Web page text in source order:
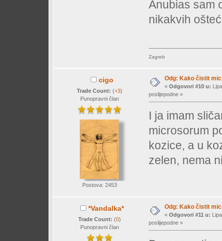
Anubias sam
nikakvih
Zagreb
cigo
Trade Count: (+3)
Punopravni član
Postova: 2453
Odg: Kako čistit
« Odgovori #10 u:
poslijepodne »
I ja imam
microsorum
kozice, a u
zelen, nema
*Vandalka*
Trade Count: (0)
Punopravni član
Odg: Kako čistit
« Odgovori #11 u:
poslijepodne »